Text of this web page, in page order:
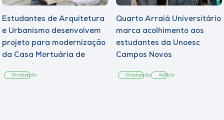
Estudantes de Arquitetura
e Urbanismo desenvolvem
projeto para modernização
da Casa Mortuária de
Graduação
Quarto Arraiá Universitário
marca acolhimento aos
estudantes da Unoesc
Campos Novos
Graduação Notícia